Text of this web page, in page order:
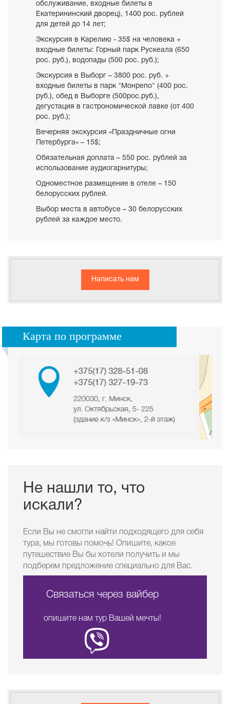
обслуживание, входные билеты в
Екатерининский дворец), 1400 рос. рублей
для детей до 14 лет;
Экскурсия в Карелию - 35$ на человека +
входные билеты: Горный парк Рускеала (650
рос. руб.), водопады (500 рос. руб.);
Экскурсия в Выборг – 3800 рос. руб. +
входные билеты в парк "Монрепо" (400 рос.
руб.), обед в Выборге (500рос.руб.),
дегустация в гастрономической лавке (от 400
рос. руб.);
Вечерняя экскурсия «Праздничные огни
Петербурга» – 15$;
Обязательная доплата – 550 рос. рублей за
использование аудиогарнитуры;
Одноместное размещение в отеле – 150
белорусских рублей.
Выбор места в автобусе – 30 белорусских
рублей за каждое место.
Написать нам
Карта по программе
Не нашли то, что
искали?
Если Вы не смогли найти подходящего для себя
тура, мы готовы помочь! Опишите, какое
путешествие Вы бы хотели получить и мы
подберем предложение специально для Вас.
Связаться через вайбер
опишите нам тур Вашей мечты!